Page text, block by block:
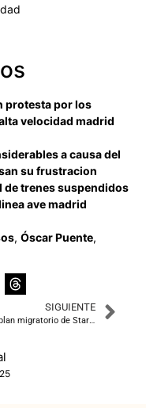
protesta por los
velocidad madrid
a causa del
su frustracion
de trenes suspendidos
ave madrid
, Óscar Puente,
SIGUIENTE
El duro plan migratorio de Starmer para «recuperar el control»